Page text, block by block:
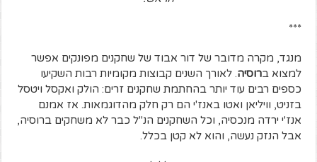
***
מנגד, מקרה מדובר של דור אבוד של שחקנים מפונקים אפשר
למצוא ברוסיה. לאורך השנים קבוצות מקומיות רבות השקיעו
כספים רבים עוד יותר בהחתמת שחקנים זרים: הולק ואקסל ויטסל
בזניט, וויליאן ואטו באנז'י הם רק חלק מהדוגמאות. אז אמנם
אנז'י ירדה מנכסיה, וכל השחקנים הנ"ל כבר לא משחקים ברוסיה,
אבל הנזק נעשה, והוא לא קטן בכלל.